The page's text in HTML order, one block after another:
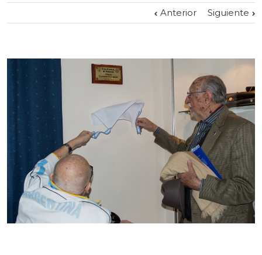
Anterior Siguiente